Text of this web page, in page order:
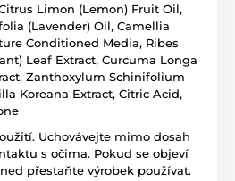
Limon (Lemon) Fruit Oil,
(Lavender) Oil, Camellia
Conditioned Media, Ribes
Leaf Extract, Curcuma Longa
Zanthoxylum Schinifolium
Koreana Extract, Citric Acid,
Uchovávejte mimo dosah
s očima. Pokud se objeví
přestaňte výrobek používat.